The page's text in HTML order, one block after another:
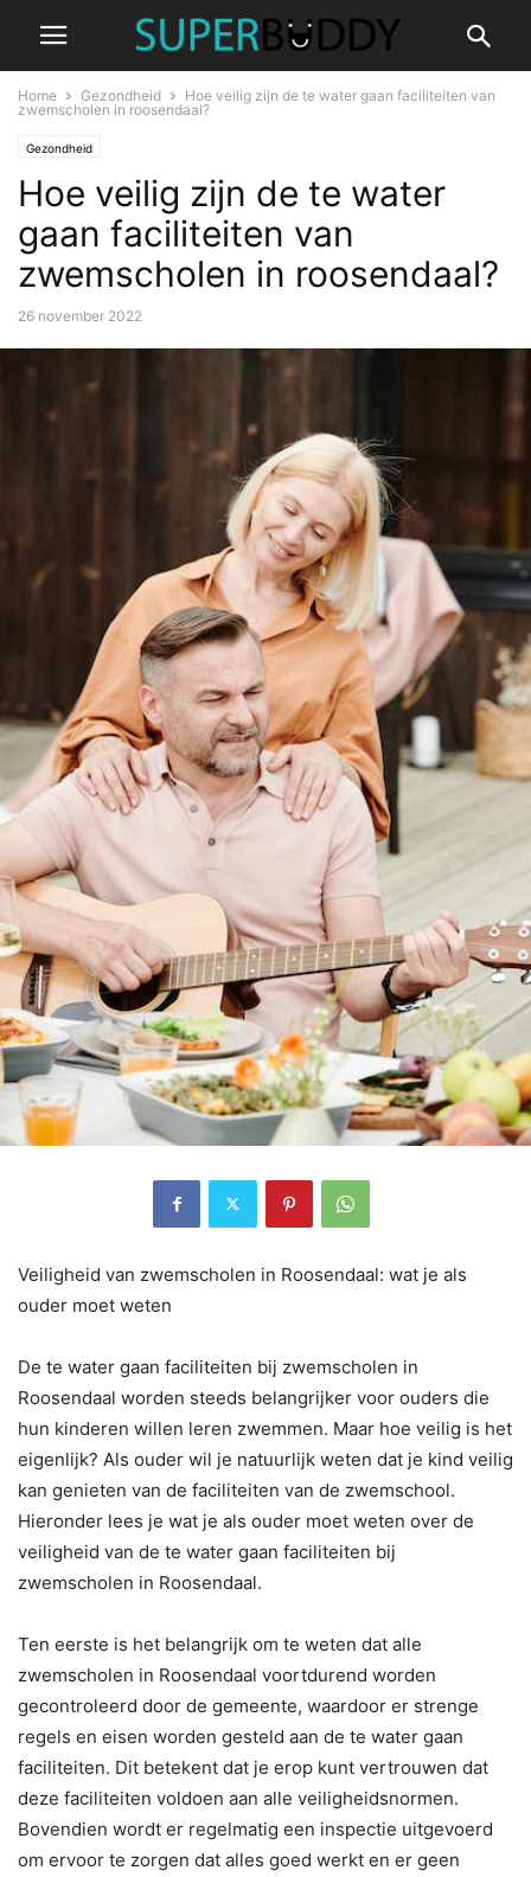
Home Gezondheid
Hoe veilig zijn de te water gaan faciliteiten van
zwemscholen in roosendaal?
Gezondheid
Hoe veilig zijn de te water
gaan faciliteiten van
zwemscholen in roosendaal?
26 november 2022
Veiligheid van zwemscholen in Roosendaal: wat je als
ouder moet weten
De te water gaan faciliteiten bij zwemscholen in
Roosendaal worden steeds belangrijker voor ouders die
hun kinderen willen leren zwemmen. Maar hoe veilig is het
eigenlijk? Als ouder wil je natuurlijk weten dat je kind veilig
kan genieten van de faciliteiten van de zwemschool.
Hieronder lees je wat je als ouder moet weten over de
veiligheid van de te water gaan faciliteiten bij
zwemscholen in Roosendaal.
Ten eerste is het belangrijk om te weten dat alle
zwemscholen in Roosendaal voortdurend worden
gecontroleerd door de gemeente, waardoor er strenge
regels en eisen worden gesteld aan de te water gaan
faciliteiten. Dit betekent dat je erop kunt vertrouwen dat
deze faciliteiten voldoen aan alle veiligheidsnormen.
Bovendien wordt er regelmatig een inspectie uitgevoerd
om ervoor te zorgen dat alles goed werkt en er geen